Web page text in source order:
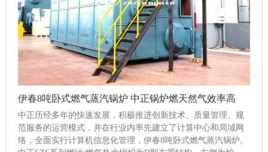
伊春8吨卧式燃气蒸汽锅炉 中正锅炉燃天然气效率高
中正历经多年的快速发展，积极推进创新技术、质量管理、规
范服务的运营模式，并在行业内率先建立了计算中心和局域网
络，全面实行计算机信息化管理，伊春8吨卧式燃气蒸汽锅炉。